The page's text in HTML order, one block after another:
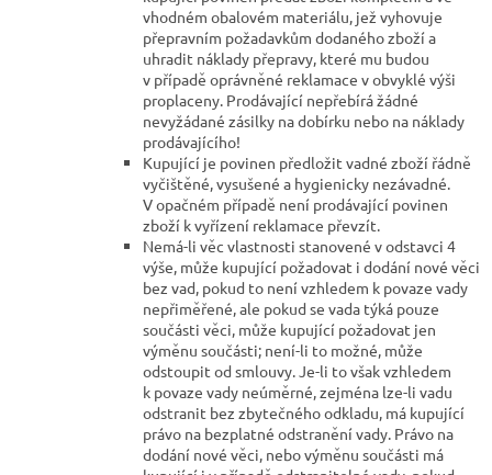
vhodném obalovém materiálu, jež vyhovuje
přepravním požadavkům dodaného zboží a
uhradit náklady přepravy, které mu budou
v případě oprávněné reklamace v obvyklé výši
proplaceny. Prodávající nepřebírá žádné
nevyžádané zásilky na dobírku nebo na náklady
prodávajícího!
Kupující je povinen předložit vadné zboží řádně
vyčištěné, vysušené a hygienicky nezávadné.
V opačném případě není prodávající povinen
zboží k vyřízení reklamace převzít.
Nemá-li věc vlastnosti stanovené v odstavci 4
výše, může kupující požadovat i dodání nové věci
bez vad, pokud to není vzhledem k povaze vady
nepřiměřené, ale pokud se vada týká pouze
součásti věci, může kupující požadovat jen
výměnu součásti; není-li to možné, může
odstoupit od smlouvy. Je-li to však vzhledem
k povaze vady neúměrné, zejména lze-li vadu
odstranit bez zbytečného odkladu, má kupující
právo na bezplatné odstranění vady. Právo na
dodání nové věci, nebo výměnu součásti má